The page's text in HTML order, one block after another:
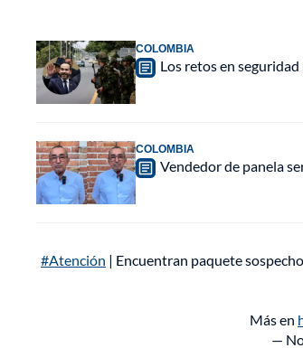
COLOMBIA
Los retos en
COLOMBIA
Vendedor de panela
#Atención | Encuentran paquete
Más en
—